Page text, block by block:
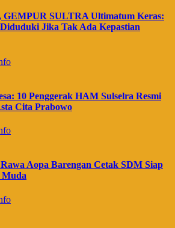
GEMPUR SULTRA Ultimatum Keras:
Jika Tak Ada Kepastian
10 Penggerak HAM Sulselra Resmi
Cita Prabowo
Aopa Barengan Cetak SDM Siap
Muda